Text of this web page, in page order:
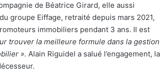
de Béatrice Girard, elle aussi
groupe Eiffage, retraité depuis mars 2021,
immobiliers pendant 3 ans. Il est
trouver la meilleure formule dans la gestion
». Alain Riguidel a salué l’engagement, la